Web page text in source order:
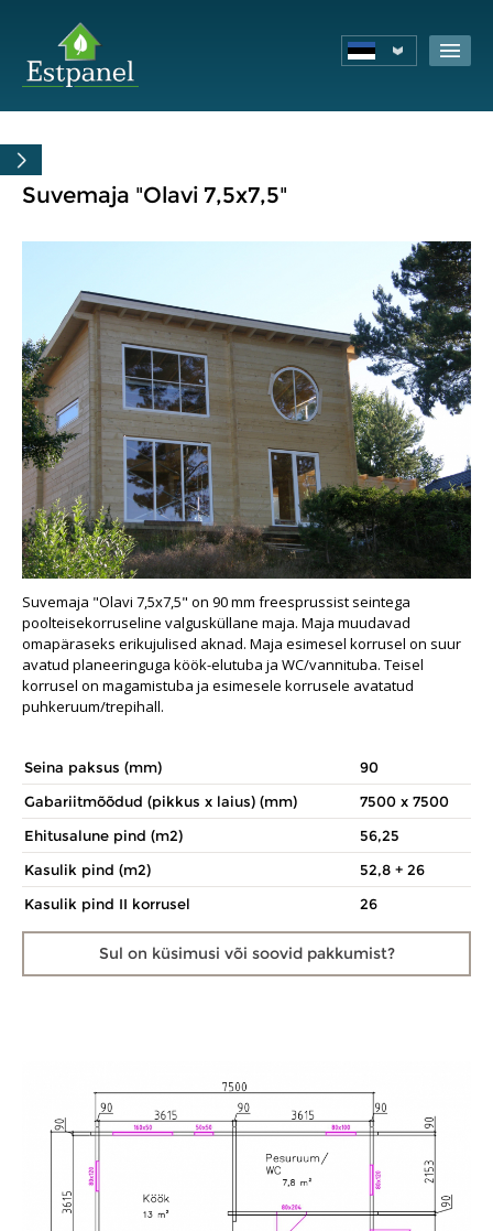
Suvemaja "Olavi 7,5x7,5"
Suvemaja "Olavi 7,5x7,5" on 90 mm freesprussist seintega
poolteisekorruseline valgusküllane maja. Maja muudavad
omapäraseks erikujulised aknad. Maja esimesel korrusel on suur
avatud planeeringuga köök-elutuba ja WC/vannituba. Teisel
korrusel on magamistuba ja esimesele korrusele avatatud
puhkeruum/trepihall.
Seina paksus (mm)
90
Gabariitmõõdud (pikkus x laius) (mm)
7500 x 7500
Ehitusalune pind (m2)
56,25
Kasulik pind (m2)
52,8 + 26
Kasulik pind II korrusel
26
Sul on küsimusi või soovid pakkumist?